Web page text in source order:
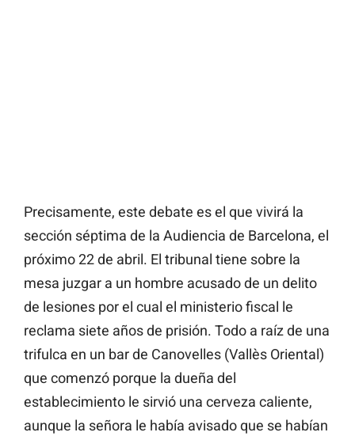
Precisamente, este debate es el que vivirá la
sección séptima de la Audiencia de Barcelona, el
próximo 22 de abril. El tribunal tiene sobre la
mesa juzgar a un hombre acusado de un delito
de lesiones por el cual el ministerio fiscal le
reclama siete años de prisión. Todo a raíz de una
trifulca en un bar de Canovelles (Vallès Oriental)
que comenzó porque la dueña del
establecimiento le sirvió una cerveza caliente,
aunque la señora le había avisado que se habían